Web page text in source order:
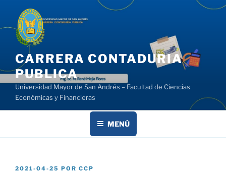
contenido
CARRERA CONTADURIA
PUBLICA
Universidad Mayor de San Andrés – Facultad de Ciencias
Económicas y Financieras
MENÚ
PUBLICADO
2021-04-25 POR CCP